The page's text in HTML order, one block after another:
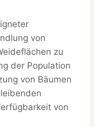
von
zu
der Population
von Bäumen
von